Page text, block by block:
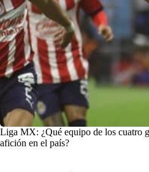
Liga MX: ¿Qué equipo de los cuatro
afición en el país?